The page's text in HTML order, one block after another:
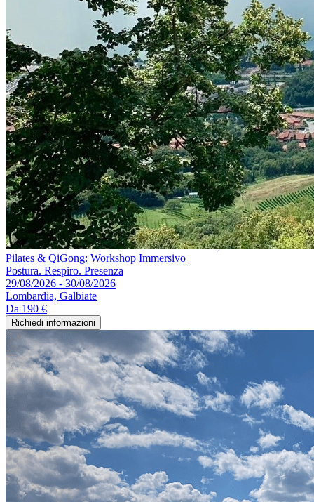
Pilates & QiGong: Workshop Immersivo
Postura. Respiro. Presenza
29/08/2026 - 30/08/2026
Lombardia, Galbiate
Da 190 €
Richiedi informazioni